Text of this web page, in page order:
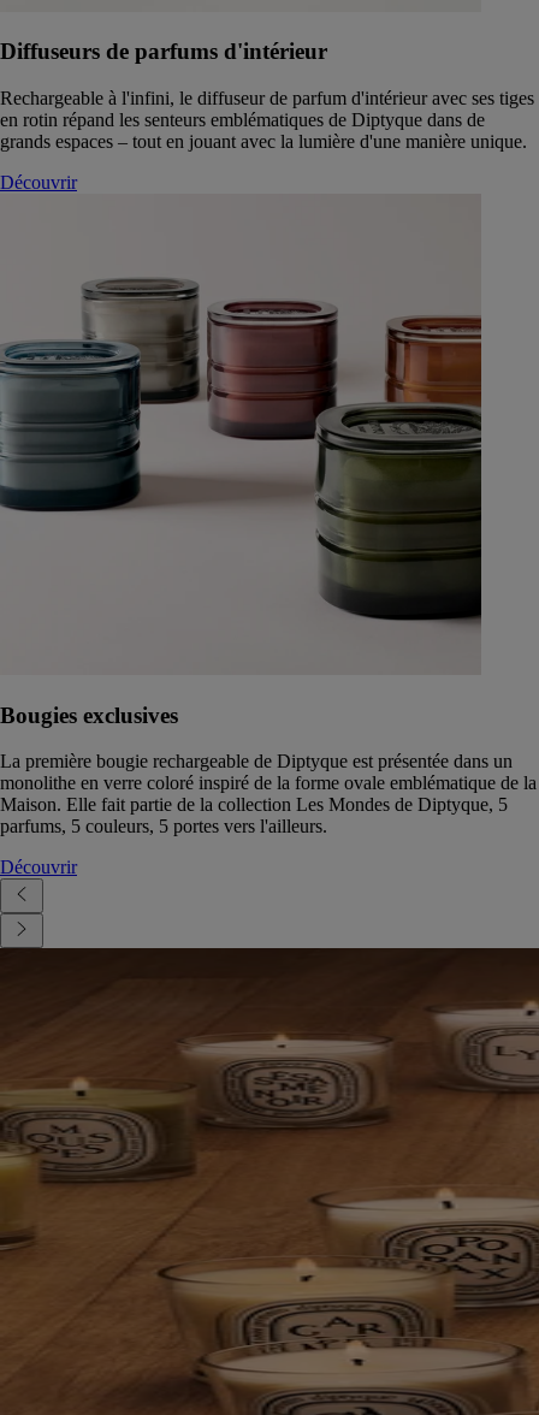
Diffuseurs de parfums d'intérieur
Rechargeable à l'infini, le diffuseur de parfum d'intérieur avec ses tiges
en rotin répand les senteurs emblématiques de Diptyque dans de
grands espaces – tout en jouant avec la lumière d'une manière unique.
Découvrir
Bougies exclusives
La première bougie rechargeable de Diptyque est présentée dans un
monolithe en verre coloré inspiré de la forme ovale emblématique de la
Maison. Elle fait partie de la collection Les Mondes de Diptyque, 5
parfums, 5 couleurs, 5 portes vers l'ailleurs.
Découvrir